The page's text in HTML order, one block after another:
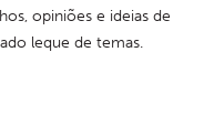
opiniões e ideias de
leque de temas.